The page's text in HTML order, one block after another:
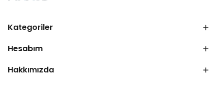
Kategoriler
Hesabım
Hakkımızda